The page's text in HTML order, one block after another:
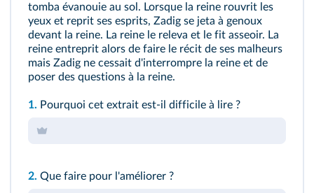
tomba évanouie au sol. Lorsque la reine rouvrit les
yeux et reprit ses esprits, Zadig se jeta à genoux
devant la reine. La reine le releva et le fit asseoir. La
reine entreprit alors de faire le récit de ses malheurs
mais Zadig ne cessait d'interrompre la reine et de
poser des questions à la reine.
1. Pourquoi cet extrait est-il difficile à lire ?
2. Que faire pour l'améliorer ?